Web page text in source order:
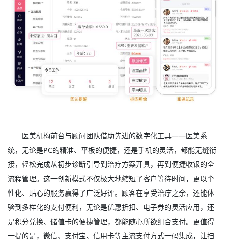
医美机构前台与顾问团队借助先进的数字化工具——医美系
统，无论是PC的精准、平板的便捷，还是手机的灵活，都能无缝衔
接，轻松完成从初步诊断引导到治疗方案开具，再到便捷收银的全
流程管理。这一创新模式不仅极大地缩短了客户等待时间，更以个
性化、贴心的服务赢得了广泛好评。顾客在享受治疗之余，还能体
验到多样化的支付便利，无论是优惠折扣、电子券的灵活应用，还
是积分兑换、储值卡的便捷管理，都能随心所欲组合支付。更值得
一提的是，微信、支付宝、信用卡等主流支付方式一码集成，让扫